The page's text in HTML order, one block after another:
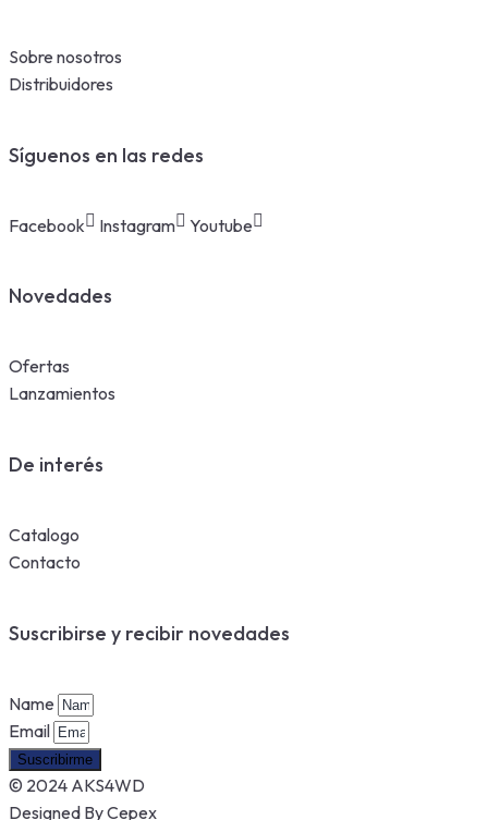
Sobre nosotros
Distribuidores
Síguenos en las redes
Facebook Instagram Youtube
Novedades
Ofertas
Lanzamientos
De interés
Catalogo
Contacto
Suscribirse y recibir novedades
Name
Email
Suscribirme
© 2024 AKS4WD
Designed By Cepex